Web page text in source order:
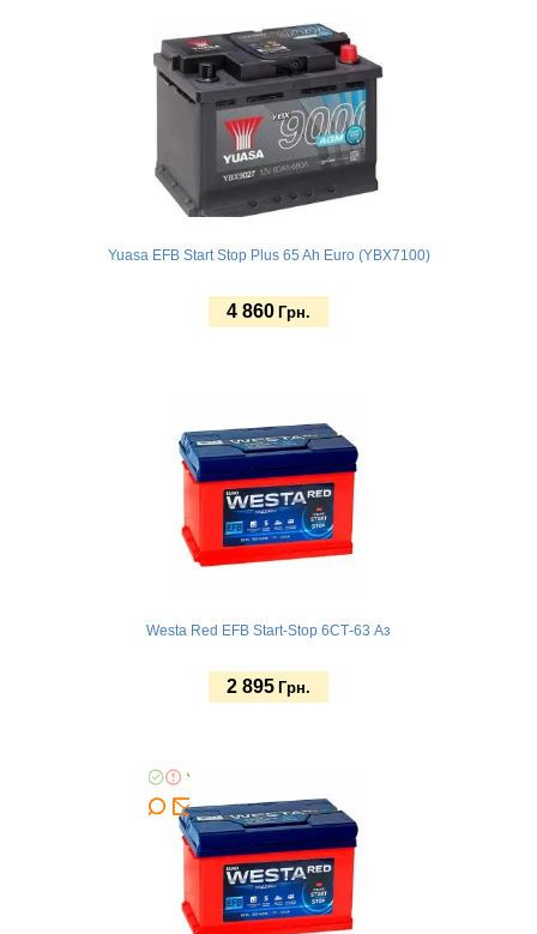
Yuasa EFB Start Stop Plus 65 Ah Euro (YBX7100)
4 860 Грн.
Westa Red EFB Start-Stop 6СТ-63 Аз
2 895 Грн.